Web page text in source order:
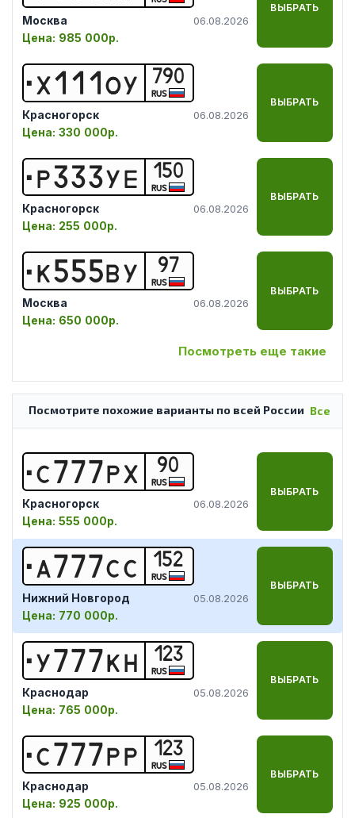
Москва 06.08.2026
Цена: 985 000р.
ВЫБРАТЬ
Х1 1 1 ОУ 790
RUS
Красногорск 06.08.2026
Цена: 330 000р.
ВЫБРАТЬ
Р333УЕ 150
RUS
Красногорск 06.08.2026
Цена: 255 000р.
ВЫБРАТЬ
К555ВУ 97
RUS
Москва 06.08.2026
Цена: 650 000р.
ВЫБРАТЬ
Посмотреть еще такие
Все
Посмотрите похожие варианты по всей России
С777РХ 90
RUS
Красногорск 06.08.2026
Цена: 555 000р.
ВЫБРАТЬ
А777СС 152
RUS
Нижний Новгород 05.08.2026
Цена: 770 000р.
ВЫБРАТЬ
У777КН 123
RUS
Краснодар 05.08.2026
Цена: 765 000р.
ВЫБРАТЬ
С777РР 123
RUS
Краснодар 05.08.2026
Цена: 925 000р.
ВЫБРАТЬ